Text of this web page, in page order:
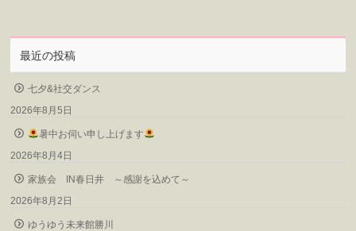
最近の投稿
七夕&社交ダンス
2026年8月5日
暑中お伺い申し上げます
2026年8月4日
家族会 IN春日井 ～感謝を込めて～
2026年8月2日
ゆうゆう未来館勝川